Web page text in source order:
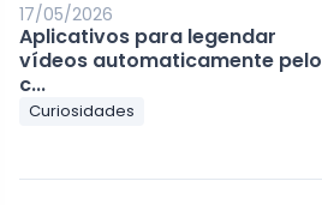
17/05/2026
Aplicativos para legendar
vídeos automaticamente pelo
c...
Curiosidades